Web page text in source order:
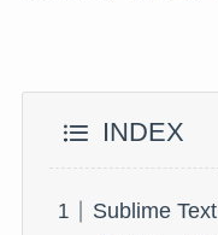
INDEX
Sublime Text